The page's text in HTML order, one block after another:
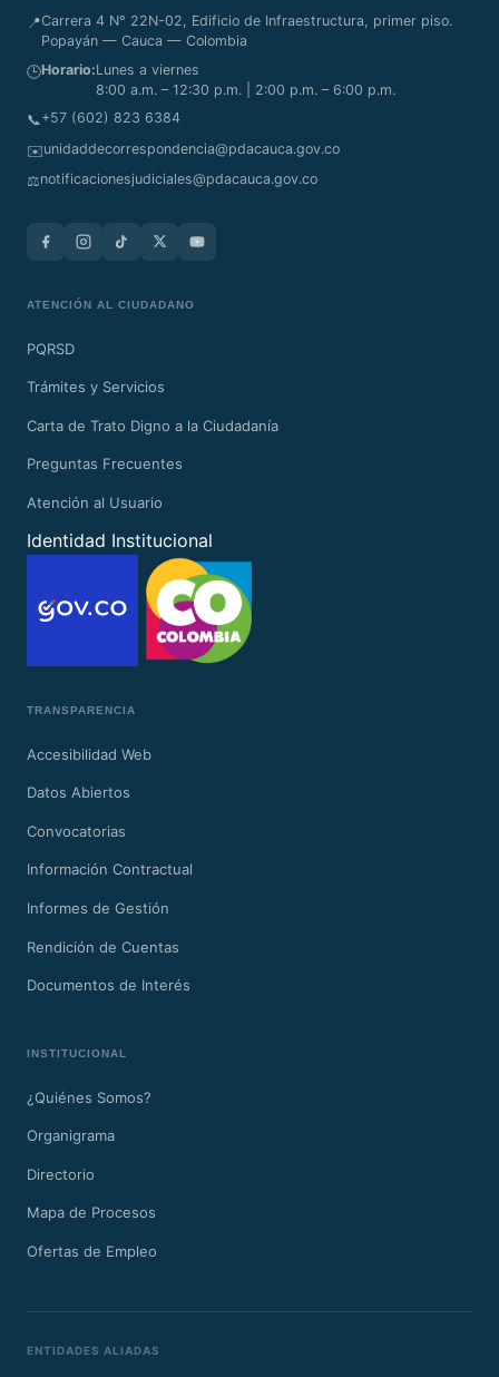
📍Carrera 4 N° 22N-02, Edificio de Infraestructura, primer piso.
Popayán — Cauca — Colombia
🕒Horario:Lunes a viernes
8:00 a.m. – 12:30 p.m. | 2:00 p.m. – 6:00 p.m.
📞+57 (602) 823 6384
✉️unidaddecorrespondencia@pdacauca.gov.co
⚖️notificacionesjudiciales@pdacauca.gov.co
ATENCIÓN AL CIUDADANO
PQRSD
Trámites y Servicios
Carta de Trato Digno a la Ciudadanía
Preguntas Frecuentes
Atención al Usuario
Identidad Institucional
TRANSPARENCIA
Accesibilidad Web
Datos Abiertos
Convocatorias
Información Contractual
Informes de Gestión
Rendición de Cuentas
Documentos de Interés
INSTITUCIONAL
¿Quiénes Somos?
Organigrama
Directorio
Mapa de Procesos
Ofertas de Empleo
ENTIDADES ALIADAS